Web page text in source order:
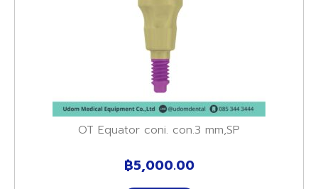
OT Equator coni. con.3 mm,SP
฿5,000.00